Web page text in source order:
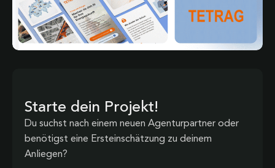
Starte dein Projekt!
Du suchst nach einem neuen Agenturpartner oder
benötigst eine Ersteinschätzung zu deinem
Anliegen?